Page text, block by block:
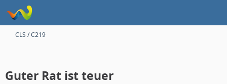
CLS / C219
Guter Rat ist teuer